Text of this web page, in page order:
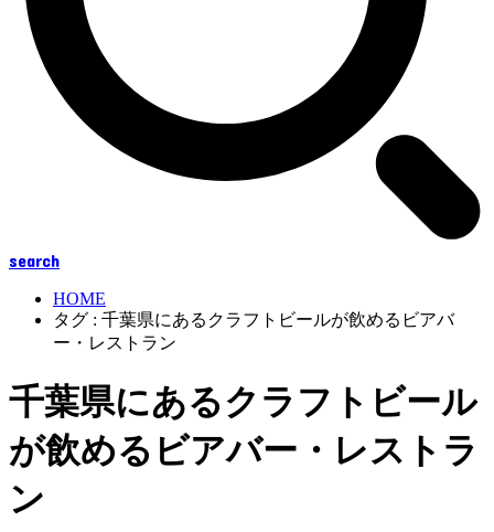
search
HOME
タグ : 千葉県にあるクラフトビールが飲めるビアバ
ー・レストラン
千葉県にあるクラフトビール
が飲めるビアバー・レストラ
ン